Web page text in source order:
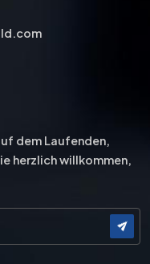
dem Laufenden,
herzlich willkommen,